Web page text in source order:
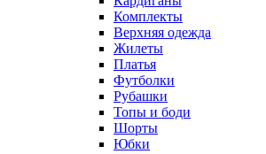
Комплекты
Верхняя одежда
Жилеты
Платья
Футболки
Рубашки
Топы и боди
Шорты
Юбки